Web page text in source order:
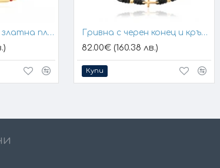
Гривна с конец и златна плочка за гравиране Гривна с черен конец и кръстче
82.00€ (160.38 лв.)
Купи